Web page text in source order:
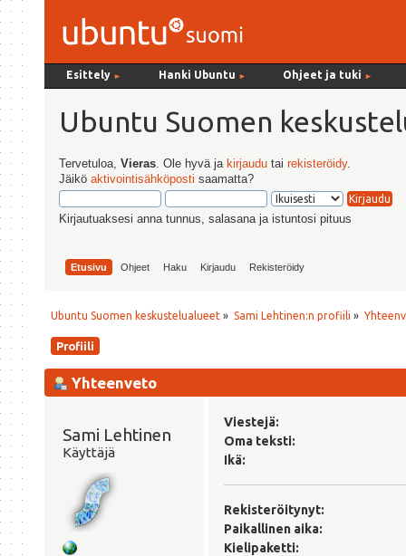
Esittely ► Hanki Ubuntu ► Ohjeet ja tuki ►
Ubuntu Suomen
Tervetuloa,Vieras . Ole hyvä ja kirjaudu tairekisteröidy.
Jäiköaktivointisähköposti saamatta?
Kirjautuaksesi anna tunnus, salasana ja istuntosi pituus
Etusivu Ohjeet Haku Kirjaudu Rekisteröidy
Ubuntu Suomen keskustelualueet » Sami Lehtinen:n profiili »
Profiili
Yhteenveto
Sami Lehtinen
Käyttäjä
Viestejä:
Oma teksti:
Ikä:
Rekisteröitynyt:
Paikallinen aika:
Kielipaketti: